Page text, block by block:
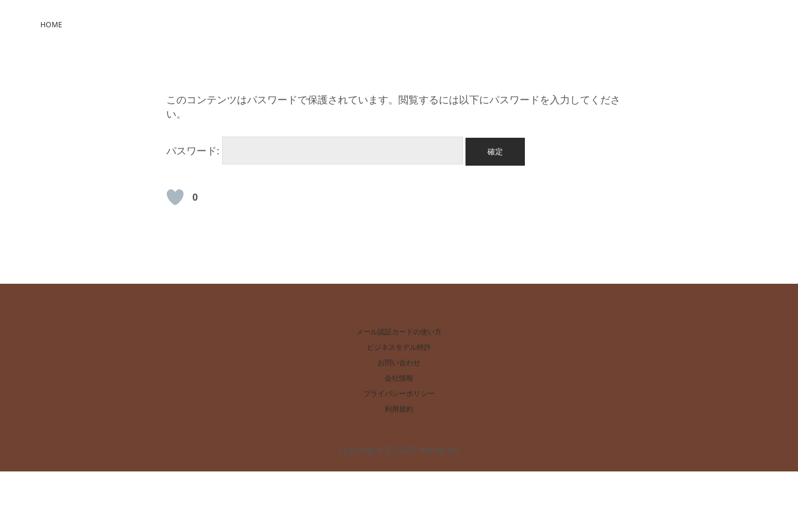
HOME
このコンテンツはパスワードで保護されています。閲覧するには以下にパスワードを入力してくださ
い。
パスワード:
0
メール認証カードの使い方
ビジネスモデル特許
お問い合わせ
会社情報
プライバシーポリシー
利用規約
Copyright © 2020 mevie.inc